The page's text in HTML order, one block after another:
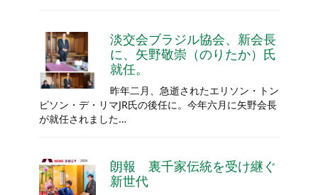
淡交会ブラジル協会、新会長
に、矢野敬崇（のりたか）氏
就任。
昨年二月、急逝されたエリソン・トン
ピソン・デ・リマJR氏の後任に。今年六月に矢野会長
が就任されました…
朗報 裏千家伝統を受け継ぐ
新世代